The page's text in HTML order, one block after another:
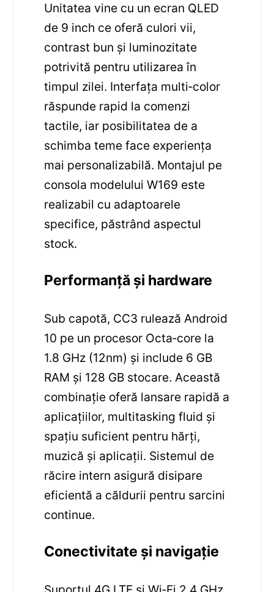
Unitatea vine cu un ecran QLED
de 9 inch ce oferă culori vii,
contrast bun și luminozitate
potrivită pentru utilizarea în
timpul zilei. Interfața multi‑color
răspunde rapid la comenzi
tactile, iar posibilitatea de a
schimba teme face experiența
mai personalizabilă. Montajul pe
consola modelului W169 este
realizabil cu adaptoarele
specifice, păstrând aspectul
stock.
Performanță și hardware
Sub capotă, CC3 rulează Android
10 pe un procesor Octa‑core la
1.8 GHz (12nm) și include 6 GB
RAM și 128 GB stocare. Această
combinație oferă lansare rapidă a
aplicațiilor, multitasking fluid și
spațiu suficient pentru hărți,
muzică și aplicații. Sistemul de
răcire intern asigură disipare
eficientă a căldurii pentru sarcini
continue.
Conectivitate și navigație